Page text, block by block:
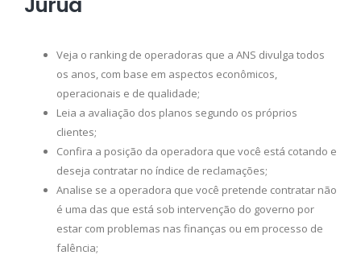
Veja o ranking de operadoras que a ANS divulga todos
os anos, com base em aspectos econômicos,
operacionais e de qualidade;
Leia a avaliação dos planos segundo os próprios
clientes;
Confira a posição da operadora que você está cotando e
deseja contratar no índice de reclamações;
Analise se a operadora que você pretende contratar não
é uma das que está sob intervenção do governo por
estar com problemas nas finanças ou em processo de
falência;